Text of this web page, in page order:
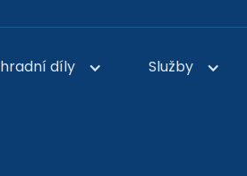
díly Služby